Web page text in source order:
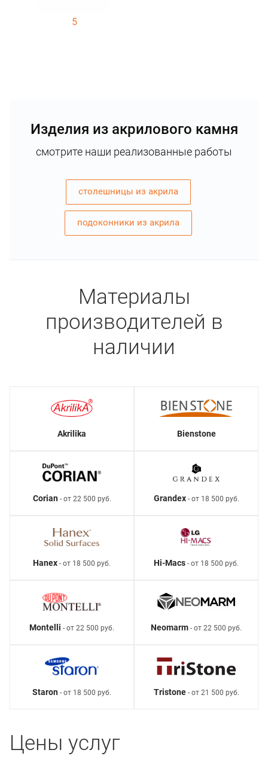
5
Изделия из акрилового камня
смотрите наши реализованные работы
столешницы из акрила
подоконники из акрила
Материалы
производителей в
наличии
Akrilika Bienstone
Corian- от 22 500 руб. Grandex- от 18 500 руб.
Hanex - от 18 500 руб. Hi-Macs - от 18 500 руб.
Montelli - от 22 500 руб. Neomarm - от 22 500 руб.
Staron - от 18 500 руб. Tristone- от 21 500 руб.
Цены услуг